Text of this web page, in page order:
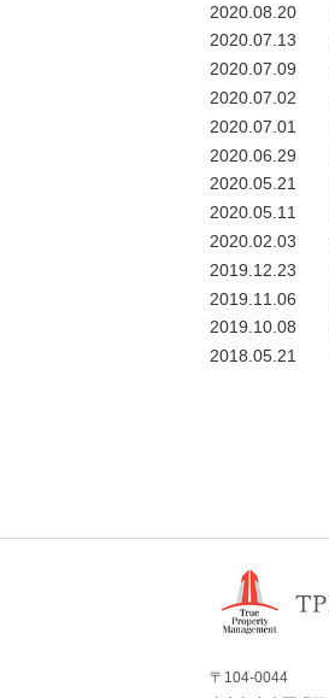
2020.08.20
2020.07.13
2020.07.09
2020.07.02
2020.07.01
2020.06.29
2020.05.21
2020.05.11
2020.02.03
2019.12.23
2019.11.06
2019.10.08
2018.05.21
〒104-0044